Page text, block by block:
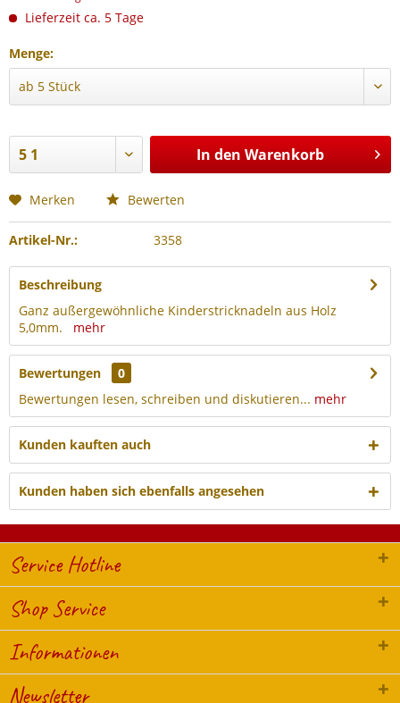
Lieferzeit ca. 5 Tage
Menge:
In den Warenkorb
Merken Bewerten
Artikel-Nr.: 3358
Beschreibung
Ganz außergewöhnliche Kinderstricknadeln aus Holz
5,0mm. mehr
Bewertungen
0
Bewertungen lesen, schreiben und diskutieren... mehr
Kunden kauften auch
Kunden haben sich ebenfalls angesehen
Service Hotline
Shop Service
Informationen
Newsletter